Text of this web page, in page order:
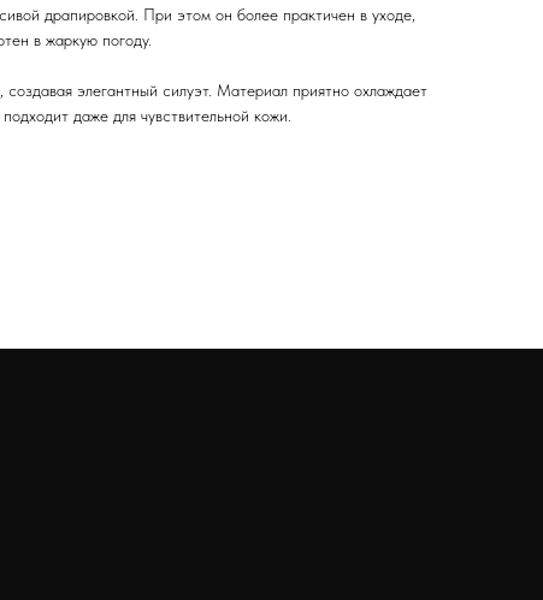
драпировкой. При этом он более практичен в уходе,
в жаркую погоду.
создавая элегантный силуэт. Материал приятно охлаждает
даже для чувствительной кожи.